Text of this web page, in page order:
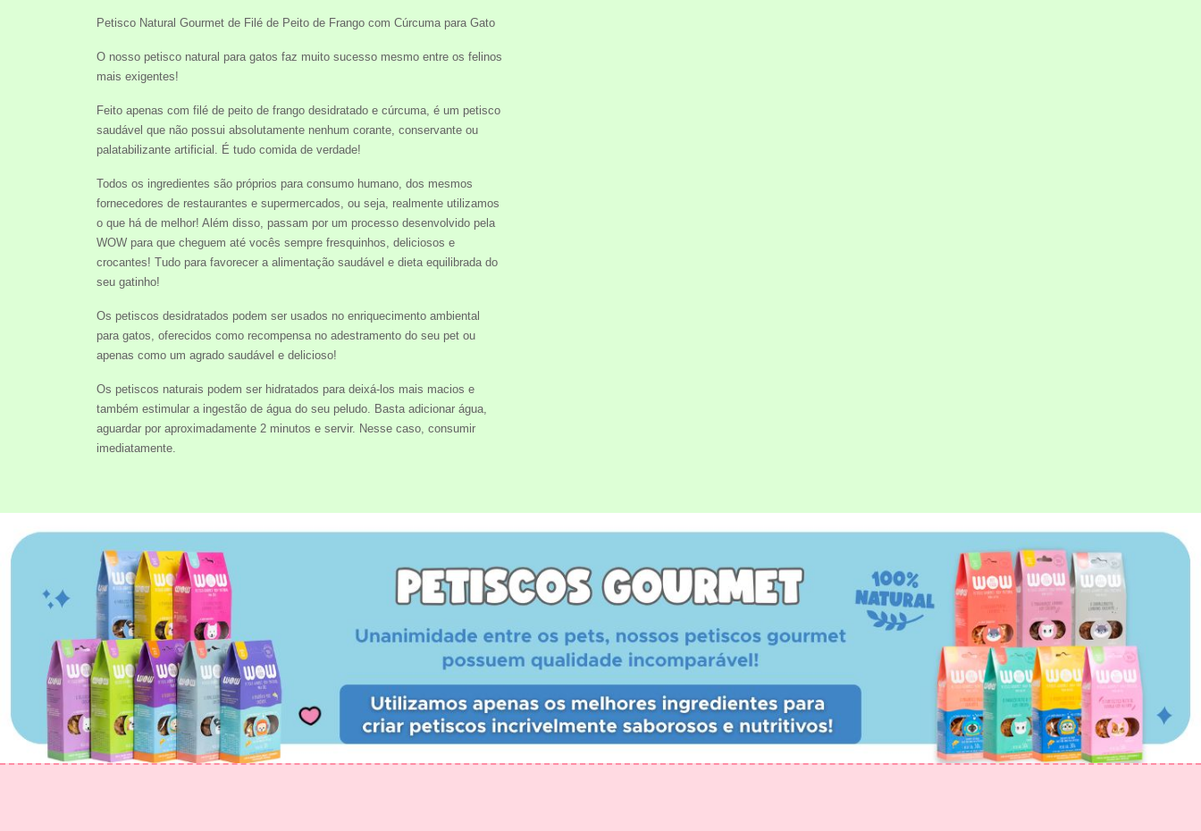
Petisco Natural Gourmet de Filé de Peito de Frango com Cúrcuma para Gato
O nosso petisco natural para gatos faz muito sucesso mesmo entre os felinos
mais exigentes!
Feito apenas com filé de peito de frango desidratado e cúrcuma, é um petisco
saudável que não possui absolutamente nenhum corante, conservante ou
palatabilizante artificial. É tudo comida de verdade!
Todos os ingredientes são próprios para consumo humano, dos mesmos
fornecedores de restaurantes e supermercados, ou seja, realmente utilizamos
o que há de melhor! Além disso, passam por um processo desenvolvido pela
WOW para que cheguem até vocês sempre fresquinhos, deliciosos e
crocantes! Tudo para favorecer a alimentação saudável e dieta equilibrada do
seu gatinho!
Os petiscos desidratados podem ser usados no enriquecimento ambiental
para gatos, oferecidos como recompensa no adestramento do seu pet ou
apenas como um agrado saudável e delicioso!
Os petiscos naturais podem ser hidratados para deixá-los mais macios e
também estimular a ingestão de água do seu peludo. Basta adicionar água,
aguardar por aproximadamente 2 minutos e servir. Nesse caso, consumir
imediatamente.